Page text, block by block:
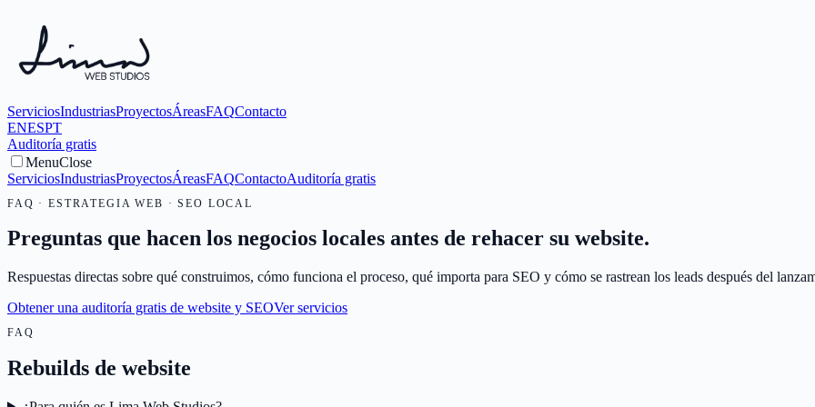
ServiciosIndustriasProyectosÁreasFAQContacto
ENESPT
Auditoría gratis
MenuClose
ServiciosIndustriasProyectosÁreasFAQContactoAuditoría gratis
FAQ · ESTRATEGIA WEB · SEO LOCAL
Preguntas que hacen los negocios locales antes de rehacer su website.
Respuestas directas sobre qué construimos, cómo funciona el proceso, qué importa para SEO y cómo se rastrean los leads después del
Obtener una auditoría gratis de website y SEOVer servicios
FAQ
Rebuilds de website